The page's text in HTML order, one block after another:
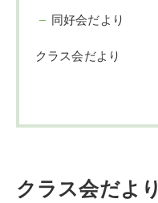
同好会だより
クラス会だより
クラス会だより